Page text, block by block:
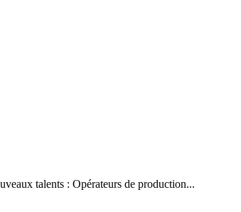
talents : Opérateurs de production...